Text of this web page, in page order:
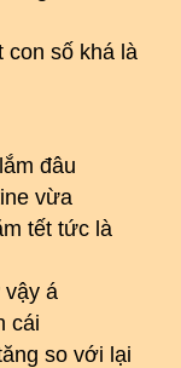
con số khá là
đâu
vừa
tết tức là
vậy á
cái
so với lại